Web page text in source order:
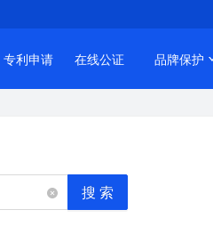
专利申请 在线公证 品牌保护
搜 索